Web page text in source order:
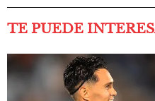
TE PUEDE